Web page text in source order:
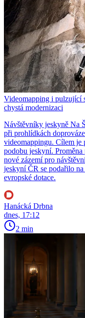
Videomapping i pulzující
chystá modernizaci
Návštěvníky jeskyně Na
při prohlídkách
videomappingu. Cílem je
podobu jeskyní.
nové zázemí pro
jeskyní ČR se podařilo
evropské dotace.
Hanácká Drbna
dnes, 17:12
2 min